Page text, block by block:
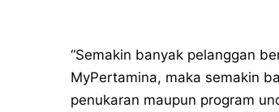
“Semakin banyak pelanggan
MyPertamina, maka semakin
penukaran maupun program